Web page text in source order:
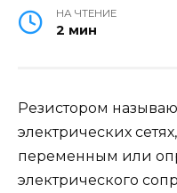
НА ЧТЕНИЕ
2 мин
Резистором
электрических
переменным или
электрического